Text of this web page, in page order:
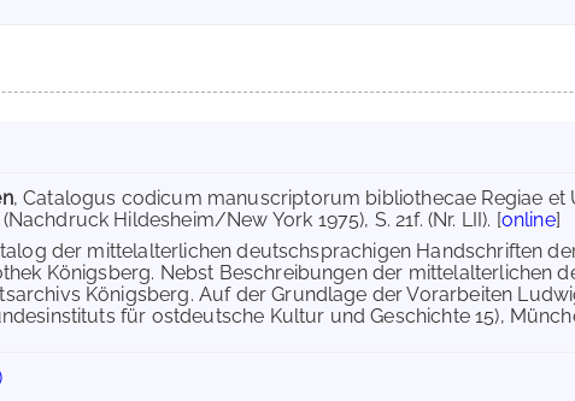
, Catalogus codicum manuscriptorum bibliothecae Regiae et
Hildesheim/New York 1975), S. 21f. (Nr. LII). [online]
der mittelalterlichen deutschsprachigen Handschriften
Königsberg. Nebst Beschreibungen der mittelalterlichen
Königsberg. Auf der Grundlage der Vorarbeiten
für ostdeutsche Kultur und Geschichte 15),